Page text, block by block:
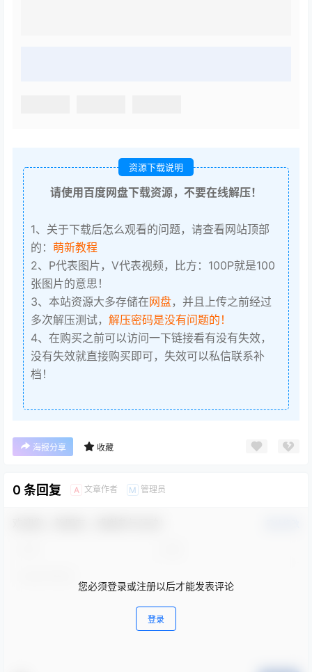
资源下载说明
请使用百度网盘下载资源，不要在线解压！
1、关于下载后怎么观看的问题，请查看网站顶部
的： 萌新教程
2、P代表图片，V代表视频，比方：100P就是100
张图片的意思！
3、本站资源大多存储在网盘，并且上传之前经过
多次解压测试， 解压密码是没有问题的！
4、在购买之前可以访问一下链接看有没有失效，
没有失效就直接购买即可，失效可以私信联系补
档！
海报分享 收藏
0 条回复 A 文章作者 M 管理员
您必须登录或注册以后才能发表评论
登录